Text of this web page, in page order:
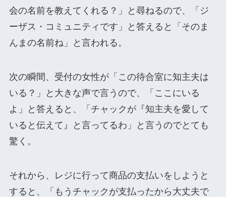
会の名前を教えてくれる？」と尋ねるので、「ジ
ーザス・コミュニティです」と答えると「そのま
んまの名前ね」と言われる。
次の瞬間、受付の女性が「この待合室に知主夫は
いる？」と大きな声で言うので、「ここにいる
よ」と答えると、「チャックが『知主夫を愛して
いると伝えて』と言ってるわ」と言うのでとても
驚く。
それから、レジに行って商品の支払いをしようと
すると、「もうチャックが支払ったから大丈夫で